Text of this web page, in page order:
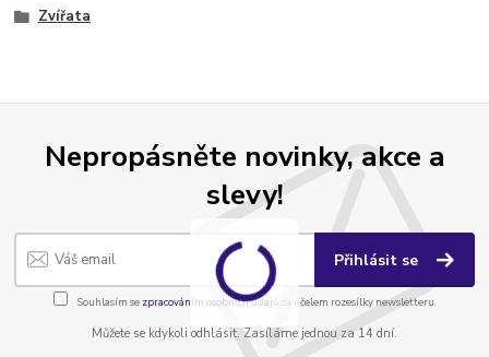
Zvířata
Nepropásněte novinky, akce a
slevy!
Přihlásit se
Souhlasím se zpracováním osobních údajůza účelem rozesílky newsletteru.
Můžete se kdykoli odhlásit. Zasíláme jednou za 14 dní.